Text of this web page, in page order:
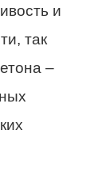
и
так
–